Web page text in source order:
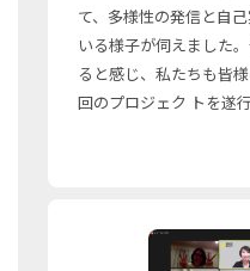
て、多様性の発信と自
いる様子が伺えました
ると感じ、私たちも皆
回のプロジェク トを遂